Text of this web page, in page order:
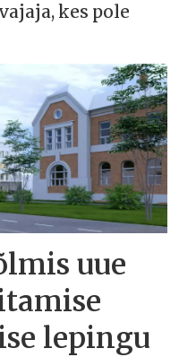
kes pole
uue
lepingu